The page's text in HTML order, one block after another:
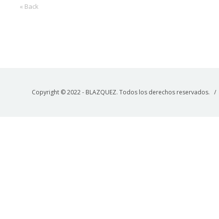
« Back
Copyright © 2022 - BLAZQUEZ. Todos los derechos reservados.